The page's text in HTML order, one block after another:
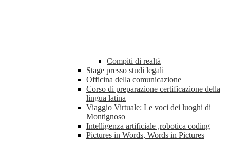
Compiti di realtà
Stage presso studi legali
Officina della comunicazione
Corso di preparazione certificazione della
lingua latina
Viaggio Virtuale: Le voci dei luoghi di
Montignoso
Intelligenza artificiale ,robotica coding
Pictures in Words, Words in Pictures